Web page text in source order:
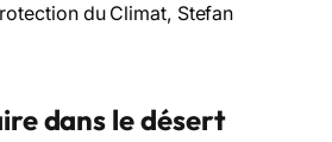
du Climat, Stefan
dans le désert